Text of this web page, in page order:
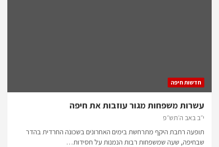
חדשות חיפה
עשרות משפחות מגור עוזבות את חיפה
י״ב באב ה׳תש״פ
תופעה רחבת היקף מתרחשת בימים האחרונים בשכונה החרדית בהדר
שבחיפה, שעה שמשפחות רבות הנמנות על חסידות…